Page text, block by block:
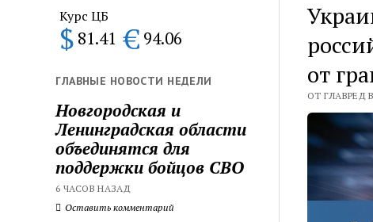
Курс ЦБ
$ 81.41 € 94.06
ГЛАВНЫЕ НОВОСТИ НЕДЕЛИ
Новгородская и
Ленинградская области
объединятся для
поддержки бойцов СВО
6 ЧАСОВ НАЗАД
Оставить комментарий
от
ОТ ГЛАВРЕД